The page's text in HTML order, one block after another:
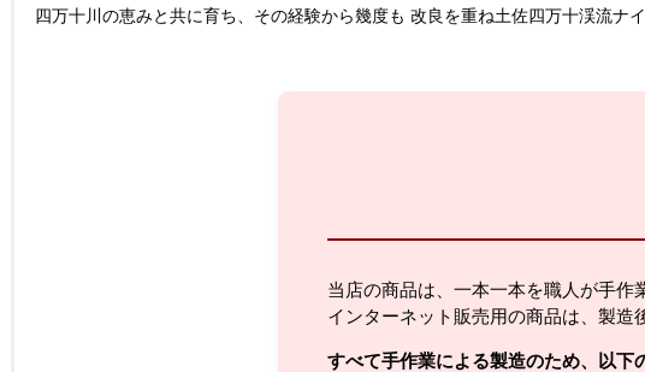
四万十川の恵みと共に育ち、その経験から幾度も 改良を重ね土佐四万十渓流ナ
当店の商品は、一本一本を職人が手作
インターネット販売用の商品は、製造
すべて手作業による製造のため、以下